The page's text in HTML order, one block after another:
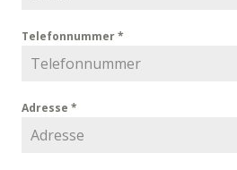
Telefonnummer*
Adresse *